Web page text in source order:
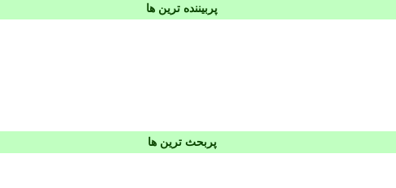
پربیننده ترین ها
پربحث ترین ها